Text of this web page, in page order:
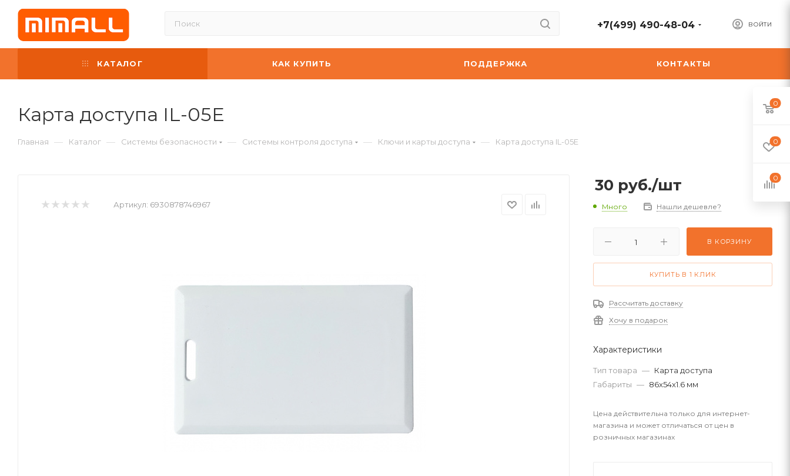
ВОЙТИ
+7(499) 490-48-04
КАТАЛОГ КАК КУПИТЬ ПОДДЕРЖКА КОНТАКТЫ
Карта доступа IL-05E
Главная — Каталог — Системы безопасности — Системы контроля доступа — Ключи и карты доступа — Карта доступа IL-05E
Артикул: 6930878746967
30 руб./шт
Много Нашли дешевле?
В КОРЗИНУ
КУПИТЬ В 1 КЛИК
Рассчитать доставку
Хочу в подарок
Характеристики
Тип товара — Карта доступа
Габариты — 86x54x1.6 мм
Цена действительна только для интернет-
магазина и может отличаться от цен в
розничных магазинах
0
0
0